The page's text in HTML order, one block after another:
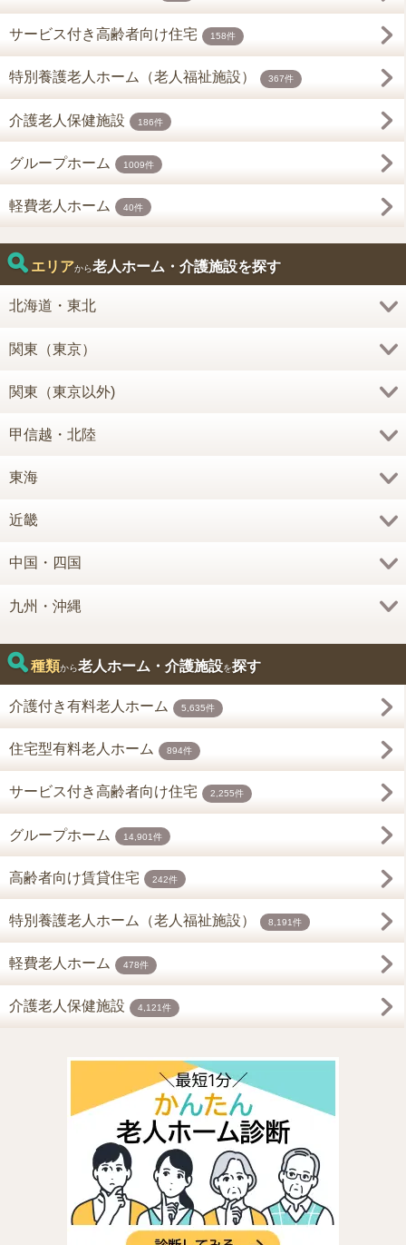
サービス付き高齢者向け住宅 158件
特別養護老人ホーム（老人福祉施設） 367件
介護老人保健施設 186件
グループホーム 1009件
軽費老人ホーム 40件
エリアから老人ホーム・介護施設を探す
北海道・東北
関東（東京）
関東（東京以外)
甲信越・北陸
東海
近畿
中国・四国
九州・沖縄
種類から老人ホーム・介護施設を探す
介護付き有料老人ホーム 5,635件
住宅型有料老人ホーム 894件
サービス付き高齢者向け住宅 2,255件
グループホーム 14,901件
高齢者向け賃貸住宅 242件
特別養護老人ホーム（老人福祉施設） 8,191件
軽費老人ホーム 478件
介護老人保健施設 4,121件